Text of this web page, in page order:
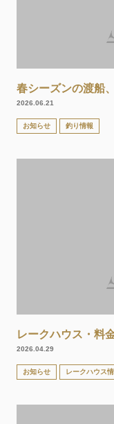
春シーズンの渡船
2026.06.21
お知らせ 釣り情報
レークハウス・料
2026.04.29
お知らせ レークハウス